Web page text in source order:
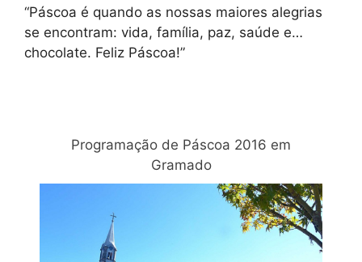
“Páscoa é quando as nossas maiores alegrias
se encontram: vida, família, paz, saúde e…
chocolate. Feliz Páscoa!”
Programação de Páscoa 2016 em
Gramado